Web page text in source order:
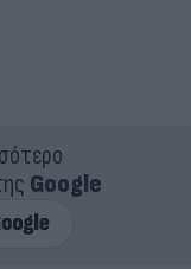
Google